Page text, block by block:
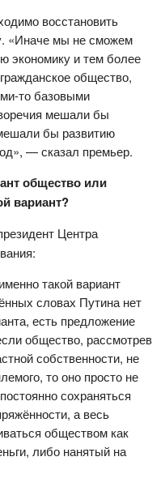
восстановить
«Иначе мы не сможем
экономику и тем более
общество,
то базовыми
мешали бы
бы развитию
— сказал премьер.
общество или
вариант?
Центра
такой вариант
словах Путина нет
есть предложение
общество, рассмотрев
собственности, не
то оно просто не
сохраняться
а весь
обществом как
либо нанятый на